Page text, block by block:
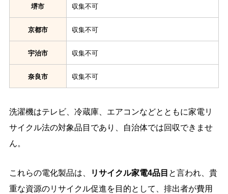
堺市 収集不可
京都市 収集不可
宇治市 収集不可
奈良市 収集不可
洗濯機はテレビ、冷蔵庫、エアコンなどとともに家電リ
サイクル法の対象品目であり、自治体では回収できませ
ん。
これらの電化製品は、 リサイクル家電4品目と言われ、貴
重な資源のリサイクル促進を目的として、排出者が費用